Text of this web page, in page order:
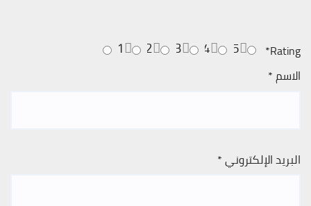
Rating
*
5
4
3
2
1
الاسم*
البريد الإلكتروني*